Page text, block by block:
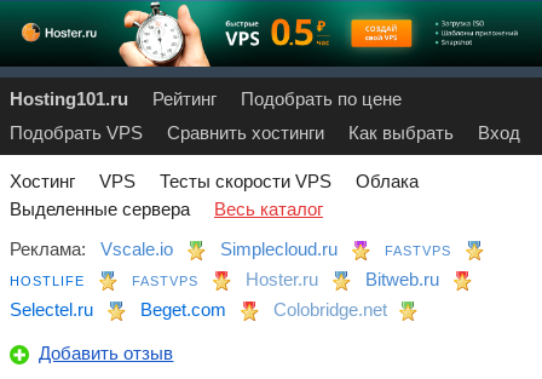
Hosting101.ru Рейтинг
Подобрать по цене
Подобрать VPS
Сравнить хостинги Как выбрать Вход
Хостинг VPS Тесты скорости VPS
Облака
Выделенные сервера
Весь каталог
Реклама:
Vscale.io Simplecloud.ru FASTVPS
HOSTLIFE FASTVPS Hoster.ru
Bitweb.ru
Selectel.ru
Beget.com Colobridge.net
Добавить отзыв